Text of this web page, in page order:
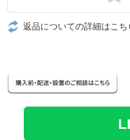
返品についての詳細はこち